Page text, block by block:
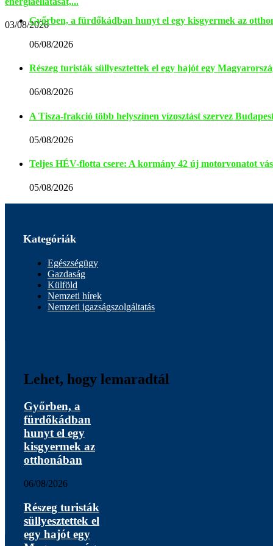
03/08/2026Győrben, a fürdőkádban hunyt el egy kisgyermek az
06/08/2026
Részeg turisták süllyesztettek el egy hajót egy
06/08/2026
A Tisza-frakció több helyszínen vízosztást szervez
05/08/2026
Teljes HÉV-flotta csere: A kormány 42 új motorvonatot
05/08/2026
Kategóriák
Egészségügy
Gazdaság
Külföld
Nemzeti hírek
Nemzeti igazságszolgáltatás
Lehet, hogy lemaradtál
Győrben, a
fürdőkádban
hunyt el egy
kisgyermek az
otthonában
06/08/2026
Részeg turisták
süllyesztettek el
egy hajót egy